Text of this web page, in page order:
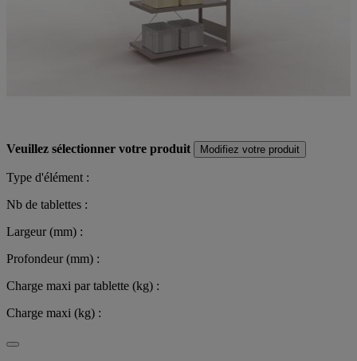
Veuillez sélectionner votre produit Modifiez votre produit
Type d'élément :
Nb de tablettes :
Largeur (mm) :
Profondeur (mm) :
Charge maxi par tablette (kg) :
Charge maxi (kg) :